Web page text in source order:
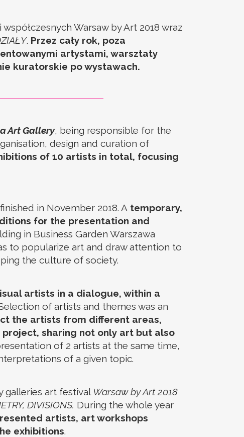
Warsaw by Art 2018 wraz
. Przez cały rok, poza
artystami, warsztaty
kuratorskie po wystawach.
Art Gallery, being responsible for the
design and curation of
of 10 artists in total, focusing
in November 2018. A temporary,
for the presentation and
in Business Garden Warszawa
to popularize art and draw attention to
the culture of society.
artists in a dialogue, within a
of artists and themes was an
the artists from different areas,
sharing not only art but also
of 2 artists at the same time,
of a given topic.
art festival Warsaw by Art 2018
DIVISIONS. During the whole year
artists, art workshops
exhibitions.